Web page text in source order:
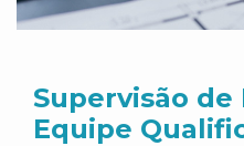
Supervisão
Equipe